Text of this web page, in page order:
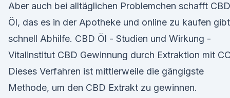
Aber auch bei alltäglichen Problemchen schafft
Öl, das es in der Apotheke und online zu kaufen
schnell Abhilfe. CBD Öl - Studien und Wirkung -
Vitalinstitut CBD Gewinnung durch Extraktion mit
Dieses Verfahren ist mittlerweile die gängigste
Methode, um den CBD Extrakt zu gewinnen.